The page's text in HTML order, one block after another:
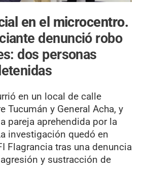
en el microcentro.
denunció robo
dos personas
en un local de calle
Tucumán y General Acha, y
pareja aprehendida por la
investigación quedó en
Flagrancia tras una denuncia
y sustracción de